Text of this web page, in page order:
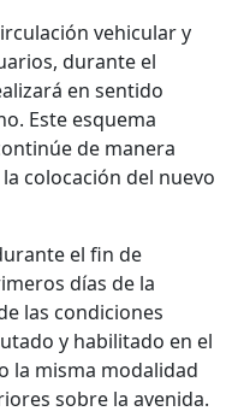
vehicular y
durante el
en sentido
Este esquema
de manera
colocación del nuevo
el fin de
días de la
las condiciones
y habilitado en el
la misma modalidad
sobre la avenida.